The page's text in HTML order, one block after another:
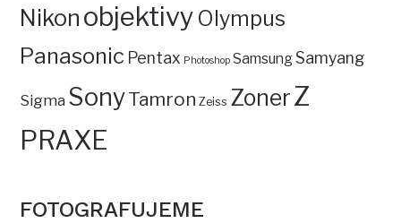
Nikon objektivy Olympus
Panasonic Pentax Photoshop SamsungSamyang
Sigma SonyTamron Zeiss ZonerZ
PRAXE
FOTOGRAFUJEME